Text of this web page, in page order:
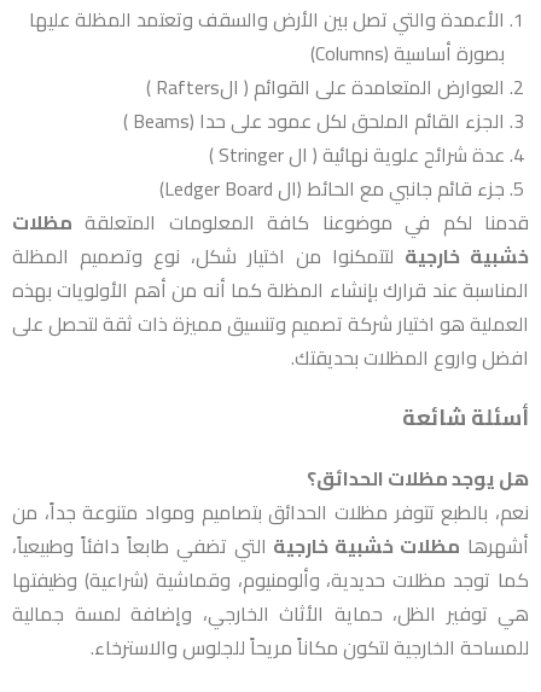
الأعمدة والتي تصل بين الأرض والسقف وتعتمد المظلة عليها
بصورة أساسية (Columns)
العوارض المتعامدة على القوائم ( الRafters )
الجزء القائم الملحق لكل عمود على حدا (Beams )
عدة شرائح علوية نهائية ( ال Stringer )
جزء قائم جانبي مع الحائط (ال Ledger Board)
قدمنا لكم في موضوعنا كافة المعلومات المتعلقة مظلات
خشبية خارجية لتتمكنوا من اختيار شكل، نوع وتصميم المظلة
المناسبة عند قرارك بإنشاء المظلة كما أنه من أهم الأولويات بهذه
العملية هو اختيار شركة تصميم وتنسيق مميزة ذات ثقة لتحصل على
افضل واروع المظلات بحديقتك.
أسئلة شائعة
هل يوجد مظلات الحدائق؟
نعم، بالطبع تتوفر مظلات الحدائق بتصاميم ومواد متنوعة جداً، من
أشهرها مظلات خشبية خارجية التي تضفي طابعاً دافئاً وطبيعياً،
كما توجد مظلات حديدية، وألومنيوم، وقماشية (شراعية) وظيفتها
هي توفير الظل، حماية الأثاث الخارجي، وإضافة لمسة جمالية
للمساحة الخارجية لتكون مكاناً مريحاً للجلوس والاسترخاء.